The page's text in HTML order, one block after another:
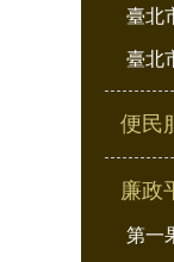
臺北
臺北
便民
廉政
第一